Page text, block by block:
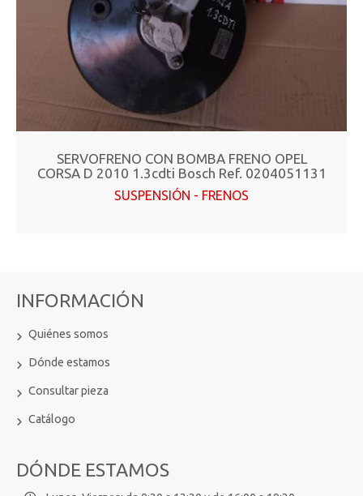
SERVOFRENO CON BOMBA FRENO OPEL
CORSA D 2010 1.3cdti Bosch Ref. 0204051131
SUSPENSIÓN - FRENOS
INFORMACIÓN
Quiénes somos
Dónde estamos
Consultar pieza
Catálogo
DÓNDE ESTAMOS